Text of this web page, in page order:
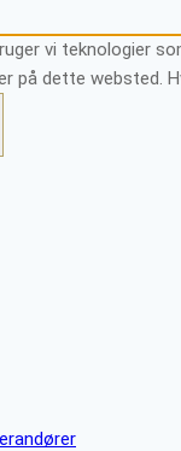
vi teknologier
på dette websted.